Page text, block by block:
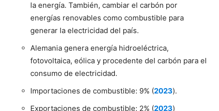
la energía. También, cambiar el carbón por
energías renovables como combustible para
generar la electricidad del país.
Alemania genera energía hidroeléctrica,
fotovoltaica, eólica y procedente del carbón para el
consumo de electricidad.
Importaciones de combustible: 9% (2023).
Exportaciones de combustible: 2% (2023)